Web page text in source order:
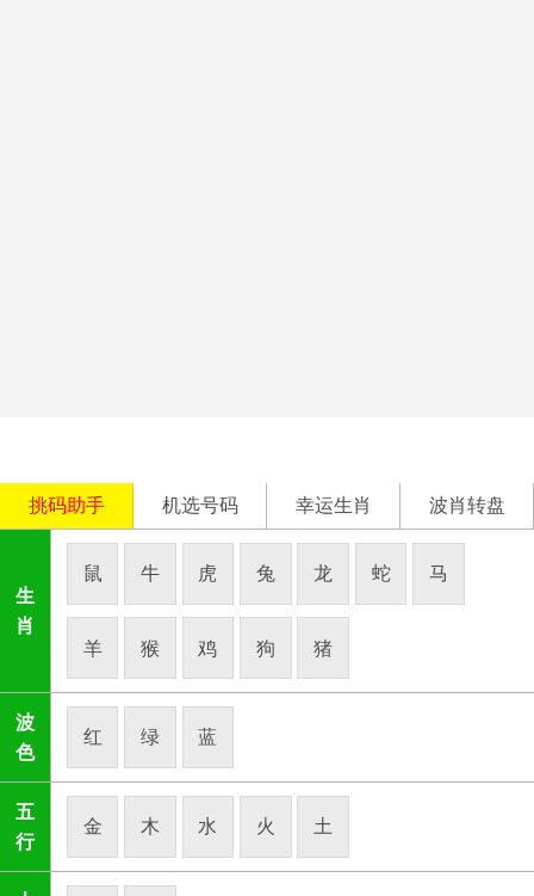
挑码助手 机选号码 幸运生肖 波肖转盘
生
肖
鼠 牛 虎 兔 龙 蛇 马
羊 猴 鸡 狗 猪
波
色
红 绿 蓝
五
行
金 木 水 火 土